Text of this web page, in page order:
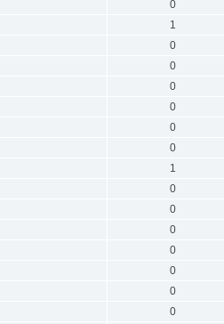
0
1
0
0
0
0
0
0
1
0
0
0
0
0
0
0